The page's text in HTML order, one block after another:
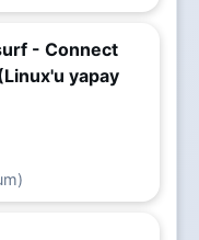
- Connect
yapay